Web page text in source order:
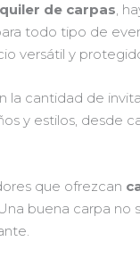
de carpas,
todo tipo de
versátil y
la cantidad de
y estilos, desde
que ofrezcan
buena carpa no